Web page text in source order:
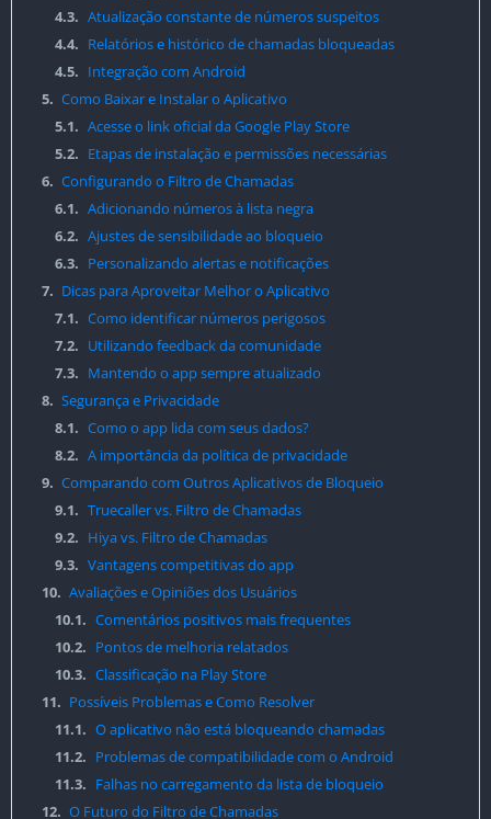
4.3. Atualização constante de números suspeitos
4.4. Relatórios e histórico de chamadas bloqueadas
4.5. Integração com Android
5. Como Baixar e Instalar o Aplicativo
5.1. Acesse o link oficial da Google Play Store
5.2. Etapas de instalação e permissões necessárias
6. Configurando o Filtro de Chamadas
6.1. Adicionando números à lista negra
6.2. Ajustes de sensibilidade ao bloqueio
6.3. Personalizando alertas e notificações
7. Dicas para Aproveitar Melhor o Aplicativo
7.1. Como identificar números perigosos
7.2. Utilizando feedback da comunidade
7.3. Mantendo o app sempre atualizado
8. Segurança e Privacidade
8.1. Como o app lida com seus dados?
8.2. A importância da política de privacidade
9. Comparando com Outros Aplicativos de Bloqueio
9.1. Truecaller vs. Filtro de Chamadas
9.2. Hiya vs. Filtro de Chamadas
9.3. Vantagens competitivas do app
10. Avaliações e Opiniões dos Usuários
10.1. Comentários positivos mais frequentes
10.2. Pontos de melhoria relatados
10.3. Classificação na Play Store
11. Possíveis Problemas e Como Resolver
11.1. O aplicativo não está bloqueando chamadas
11.2. Problemas de compatibilidade com o Android
11.3. Falhas no carregamento da lista de bloqueio
12. O Futuro do Filtro de Chamadas